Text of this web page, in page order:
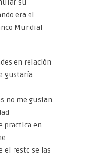
su
era el
Mundial
en relación
gustaría
no me gustan.
practica en
el resto se las